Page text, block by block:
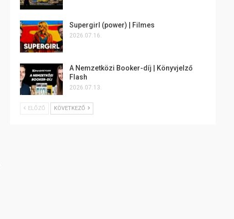
Supergirl (power) | Filmes
2026.07.16.
A Nemzetközi Booker-díj | Könyvjelző
Flash
2026.07.13.
ELŐZŐ KÖVETKEZŐ